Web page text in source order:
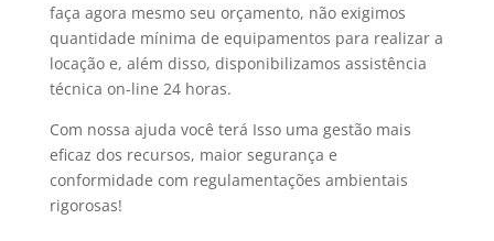
faça agora mesmo seu orçamento, não exigimos
quantidade mínima de equipamentos para realizar a
locação e, além disso, disponibilizamos assistência
técnica on-line 24 horas.
Com nossa ajuda você terá Isso uma gestão mais
eficaz dos recursos, maior segurança e
conformidade com regulamentações ambientais
rigorosas!